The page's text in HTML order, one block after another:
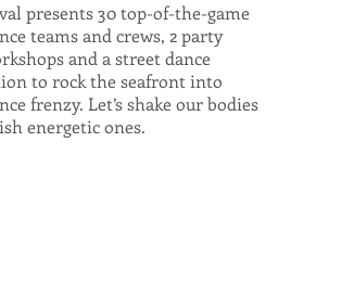
presents 30 top-of-the-game
teams and crews, 2 party
and a street dance
to rock the seafront into
frenzy. Let’s shake our bodies
energetic ones.